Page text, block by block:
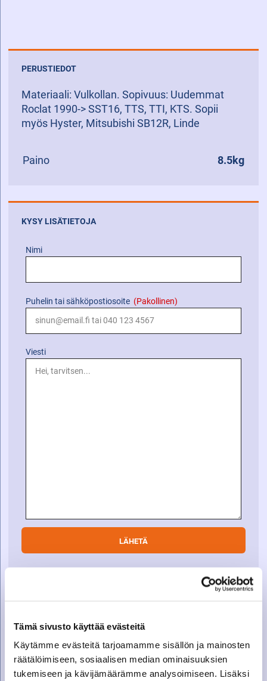
Tämä sivusto käyttää evästeitä
Käytämme evästeitä tarjoamamme sisällön ja mainosten
räätälöimiseen, sosiaalisen median ominaisuuksien
tukemiseen ja kävijämäärämme analysoimiseen. Lisäksi
PERUSTIEDOT
Materiaali: Vulkollan. Sopivuus: Uudemmat
Roclat 1990-> SST16, TTS, TTI, KTS. Sopii
myös Hyster, Mitsubishi SB12R, Linde
Paino 8.5kg
KYSY LISÄTIETOJA
Nimi
Puhelin tai sähköpostiosoite (Pakollinen)
Viesti
Varaosamyynti
varaosat@suomenkonetalo.fi